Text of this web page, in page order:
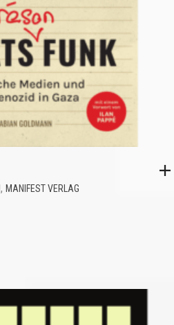
, MANIFEST VERLAG